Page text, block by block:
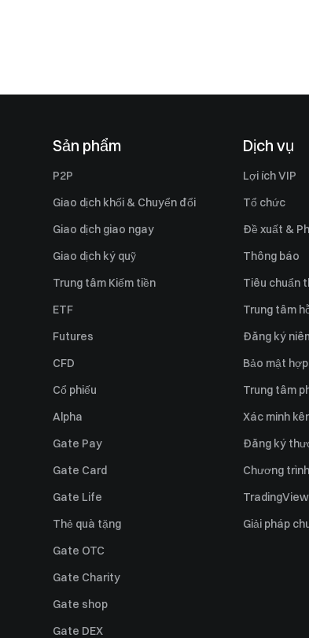
Sản phẩm
P2P
Giao dịch khối & Chuyển đổi
Giao dịch giao ngay
Giao dịch ký quỹ
Trung tâm Kiếm tiền
ETF
Futures
CFD
Cổ phiếu
Alpha
Gate Pay
Gate Card
Gate Life
Thẻ quà tặng
Gate OTC
Gate Charity
Gate shop
Gate DEX
Dịch vụ
Lợi ích VIP
Tổ chức
Đề xuất &
Thông báo
Tiêu chuẩn
Trung tâm
Đăng ký
Bảo mật
Trung tâm
Xác minh
Đăng ký
Chương
TradingView
Giải pháp